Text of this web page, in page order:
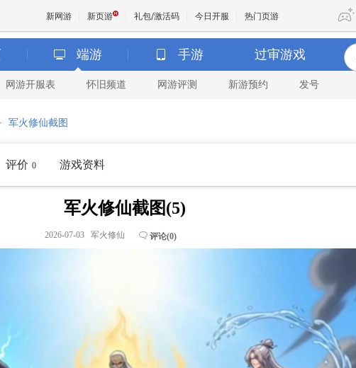
新网游 新页游 礼包/激活码 今日开服 热门页游
魔兽 DNF
端游 手游 过审游戏
网游开服表 怀旧频道 网游评测 新游预约 发号
军火修仙截图
评价 0 游戏资料
军火修仙截图(5)
评论(0)
2026-07-03 军火修仙